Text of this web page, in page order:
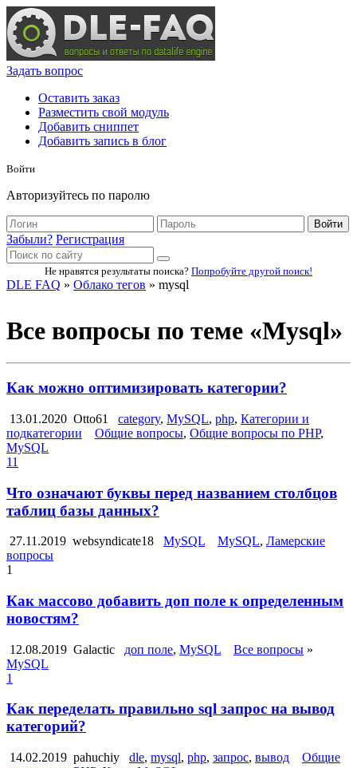
Задать вопрос
Оставить заказ
Разместить свой модуль
Добавить сниппет
Добавить запись в блог
Войти
Авторизуйтесь по паролю
Войти
Забыли? Регистрация
Не нравятся результаты поиска? Попробуйте другой поиск!
DLE FAQ » Облако тегов » mysql
Все вопросы по теме «Mysql»
Как можно оптимизировать категории?
13.01.2020 Otto61 category, MySQL, php, Категории и
подкатегории
Общие вопросы, Общие вопросы по PHP,
MySQL
11
Что означают буквы перед названием столбцов
таблиц базы данных?
27.11.2019 websyndicate18 MySQL MySQL, Ламерские
вопросы
1
Как массово добавить доп поле к определенным
новостям?
12.08.2019 Galactic доп поле, MySQL Все вопросы »
MySQL
1
Как переделать правильно sql запрос на вывод
категорий?
14.02.2019 pahuchiy dle, mysql, php, запрос, вывод
Общие